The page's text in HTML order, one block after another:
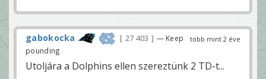
több mint 2 éve
gabokocka 27 403
— Keep
pounding
Utoljára a Dolphins ellen szereztünk 2 TD-t...